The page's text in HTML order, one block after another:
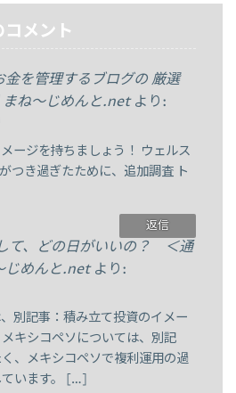
メント
を管理するブログの 厳選
ね～じめんと.net より:
ージを持ちましょう！ ウェルス
つき過ぎたために、追加調査 ト
返信
て、どの日がいいの？ ＜通
じめんと.net より:
別記事：積み立て投資のイメー
キシコペソについては、別記
、メキシコペソで複利運用の過
います。 […]